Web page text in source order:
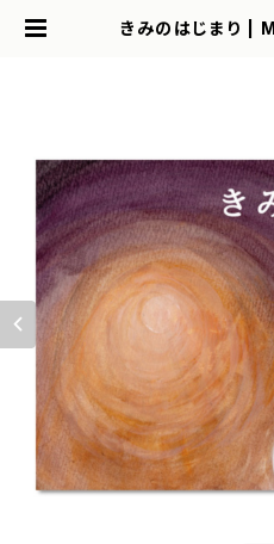
きみのはじまり